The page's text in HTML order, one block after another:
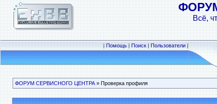
Всё,
|Помощь|Поиск|Пользователи|
ФОРУМ СЕРВИСНОГО ЦЕНТРА» Проверка профиля